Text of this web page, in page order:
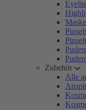
Zubehör
Alle